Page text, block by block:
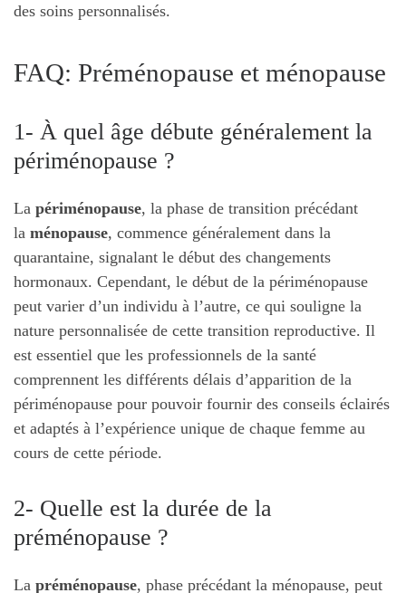
des soins personnalisés.
FAQ: Préménopause et ménopause
1- À quel âge débute généralement la
périménopause ?
La périménopause, la phase de transition précédant
la ménopause, commence généralement dans la
quarantaine, signalant le début des changements
hormonaux. Cependant, le début de la périménopause
peut varier d’un individu à l’autre, ce qui souligne la
nature personnalisée de cette transition reproductive. Il
est essentiel que les professionnels de la santé
comprennent les différents délais d’apparition de la
périménopause pour pouvoir fournir des conseils éclairés
et adaptés à l’expérience unique de chaque femme au
cours de cette période.
2- Quelle est la durée de la
préménopause ?
La préménopause, phase précédant la ménopause, peut